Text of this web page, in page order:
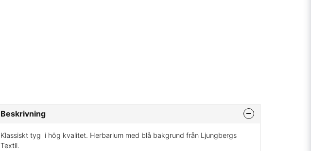
Beskrivning
Klassiskt tyg i hög kvalitet. Herbarium med blå bakgrund från Ljungbergs
Textil.